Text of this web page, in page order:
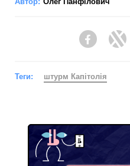
Facebook
Теги: штурм Капітолія